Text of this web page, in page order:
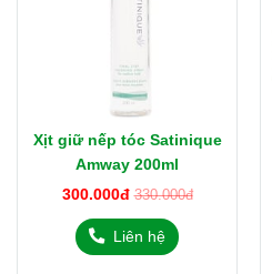
Xịt giữ nếp tóc Satinique
Amway 200ml
300.000đ 330.000đ
Liên hệ